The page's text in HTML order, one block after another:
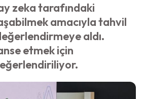
zeka tarafındaki
amacıyla tahvil
aldı.
etmek için